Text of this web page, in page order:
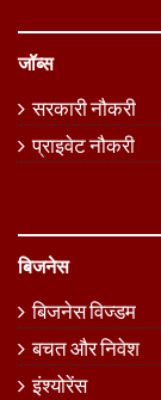
जॉब्स
सरकारी नौकरी
प्राइवेट नौकरी
बिजनेस
बिजनेस विज्डम
बचत और निवेश
इंश्योरेंस